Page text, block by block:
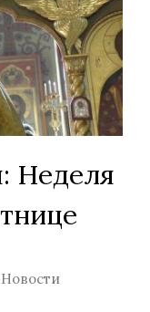
Неделя
Новости